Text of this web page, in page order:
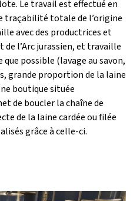
Le travail est effectué en
totale de l’origine
avec des productrices et
l’Arc jurassien, et travaille
possible (lavage au savon,
grande proportion de la laine
boutique située
de boucler la chaîne de
de la laine cardée ou filée
grâce à celle-ci.